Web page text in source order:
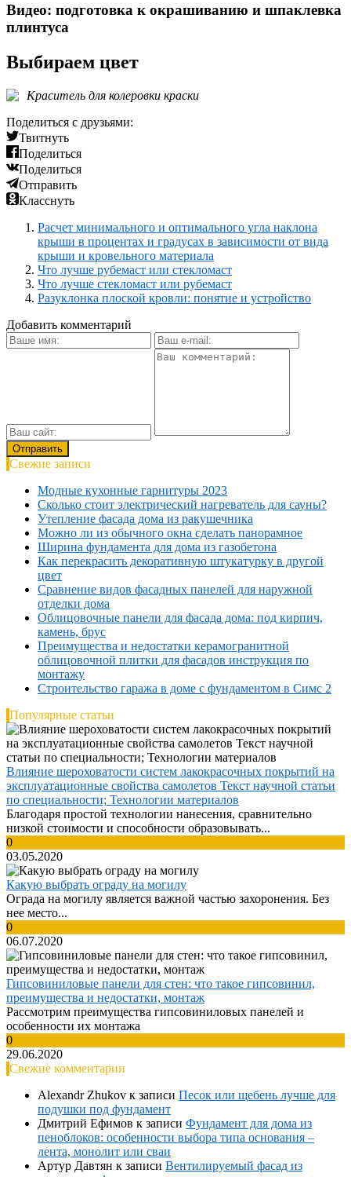
Видео: подготовка к окрашиванию и шпаклевка
плинтуса
Выбираем цвет
Краситель для колеровки краски
Поделиться с друзьями:
Твитнуть
Поделиться
Поделиться
Отправить
Класснуть
Расчет минимального и оптимального угла наклона
крыши в процентах и градусах в зависимости от вида
крыши и кровельного материала
Что лучше рубемаст или стекломаст
Что лучше стекломаст или рубемаст
Разуклонка плоской кровли: понятие и устройство
Добавить комментарий
Свежие записи
Модные кухонные гарнитуры 2023
Сколько стоит электрический нагреватель для сауны?
Утепление фасада дома из ракушечника
Можно ли из обычного окна сделать панорамное
Ширина фундамента для дома из газобетона
Как перекрасить декоративную штукатурку в другой
цвет
Сравнение видов фасадных панелей для наружной
отделки дома
Облицовочные панели для фасада дома: под кирпич,
камень, брус
Преимущества и недостатки керамогранитной
облицовочной плитки для фасадов инструкция по
монтажу
Строительство гаража в доме с фундаментом в Симс 2
Популярные статьи
Влияние шероховатости систем лакокрасочных покрытий на
эксплуатационные свойства самолетов Текст научной статьи
по специальности; Технологии материалов
Благодаря простой технологии нанесения, сравнительно
низкой стоимости и способности образовывать...
0
03.05.2020
Какую выбрать ограду на могилу
Ограда на могилу является важной частью захоронения. Без
нее место...
0
06.07.2020
Гипсовиниловые панели для стен: что такое гипсовинил,
преимущества и недостатки, монтаж
Рассмотрим преимущества гипсовиниловых панелей и
особенности их монтажа
0
29.06.2020
Свежие комментарии
Alexandr Zhukov к записи Песок или щебень лучше для
подушки под фундамент
Дмитрий Ефимов к записи Фундамент для дома из
пеноблоков: особенности выбора типа основания –
лента, монолит или сваи
Артур Давтян к записи Вентилируемый фасад из